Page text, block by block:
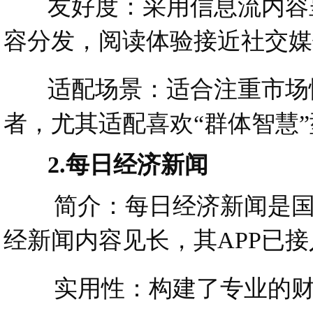
友好度：采用信息流内容
容分发，阅读体验接近社交
适配场景：适合注重市场
者，尤其适配喜欢“群体智慧
2.每日经济新闻
简介：每日经济新闻是国
经新闻内容见长，其APP已
实用性：构建了专业的财